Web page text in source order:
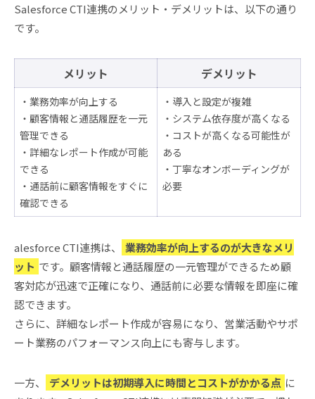
Salesforce CTI連携のメリット・デメリットは、以下の通り
です。
メリット デメリット
・業務効率が向上する
・顧客情報と通話履歴を一元
管理できる
・詳細なレポート作成が可能
できる
・通話前に顧客情報をすぐに
確認できる
・導入と設定が複雑
・システム依存度が高くなる
・コストが高くなる可能性が
ある
・丁寧なオンボーディングが
必要
alesforce CTI連携は、
業務効率が向上するのが大きなメリ
ット です。顧客情報と通話履歴の一元管理ができるため顧
客対応が迅速で正確になり、通話前に必要な情報を即座に確
認できます。
さらに、詳細なレポート作成が容易になり、営業活動やサポ
ート業務のパフォーマンス向上にも寄与します。
一方、 デメリットは初期導入に時間とコストがかかる点 に